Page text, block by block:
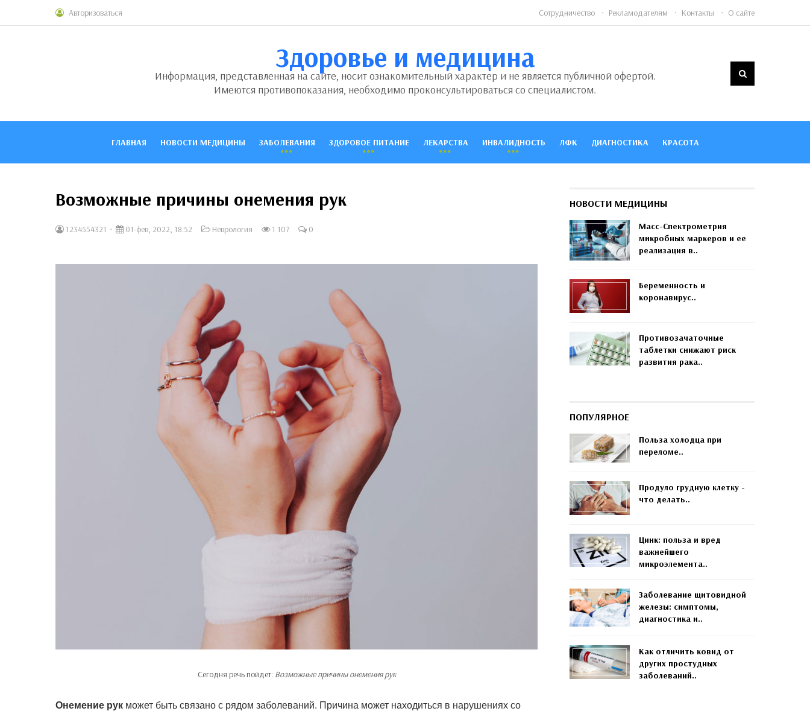
Авторизоваться Сотрудничество Рекламодателям Контакты О сайте
Здоровье и медицина
Информация, представленная на сайте, носит ознакомительный характер и не является публичной офертой.
Имеются противопоказания, необходимо проконсультироваться со специалистом.
ГЛАВНАЯ НОВОСТИ МЕДИЦИНЫ ЗАБОЛЕВАНИЯ ЗДОРОВОЕ ПИТАНИЕ ЛЕКАРСТВА ИНВАЛИДНОСТЬ ЛФК ДИАГНОСТИКА КРАСОТА
Возможные причины онемения рук
1234554321 01-фев, 2022, 18:52 Неврология 1 107 0
Сегодня речь пойдет: Возможные причины онемения рук
Онемение рук может быть связано с рядом заболеваний. Причина может находиться в нарушениях со
НОВОСТИ МЕДИЦИНЫ
Масс-Спектрометрия
микробных маркеров и ее
реализация в..
Беременность и
коронавирус..
Противозачаточные
таблетки снижают риск
развития рака..
ПОПУЛЯРНОЕ
Польза холодца при
переломе..
Продуло грудную клетку -
что делать..
Цинк: польза и вред
важнейшего
микроэлемента..
Заболевание щитовидной
железы: симптомы,
диагностика и..
Как отличить ковид от
других простудных
заболеваний..